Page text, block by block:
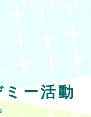
ー活動